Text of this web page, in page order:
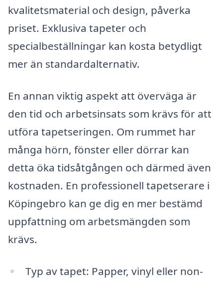
kvalitetsmaterial och design, påverka
priset. Exklusiva tapeter och
specialbeställningar kan kosta betydligt
mer än standardalternativ.
En annan viktig aspekt att överväga är
den tid och arbetsinsats som krävs för att
utföra tapetseringen. Om rummet har
många hörn, fönster eller dörrar kan
detta öka tidsåtgången och därmed även
kostnaden. En professionell tapetserare i
Köpingebro kan ge dig en mer bestämd
uppfattning om arbetsmängden som
krävs.
Typ av tapet: Papper, vinyl eller non-